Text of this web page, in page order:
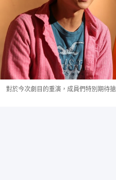
對於今次劇目的重演，成員們特別期待